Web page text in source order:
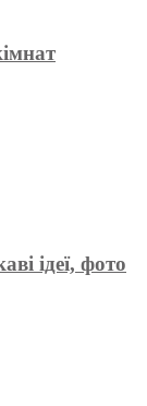
ідеї, фото